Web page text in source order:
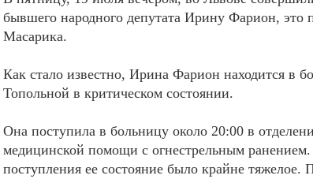
бывшего народного депутата Ирину Фарион, это
Масарика.
Как стало известно, Ирина Фарион находится в
Топольной в критическом состоянии.
Она поступила в больницу около 20:00 в
медицинской помощи с огнестрельным
поступления ее состояние было крайне тяжелое.